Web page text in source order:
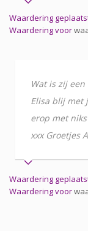
Waardering
Waardering voor
Wat is zij
Elisa blij met
erop met
xxx Groetjes
Waardering
Waardering voor